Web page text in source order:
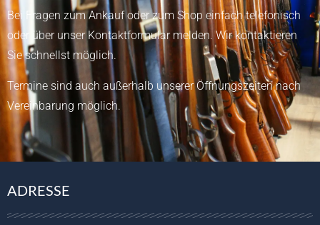
Bei Fragen zum Ankauf oder zum Shop einfach telefonisch
oder über unser Kontaktformularmelden.Wir kontaktieren
Sie schnellst möglich.
Termine sind auch außerhalb unserer Öffnungszeiten nach
Vereinbarung möglich.
ADRESSE